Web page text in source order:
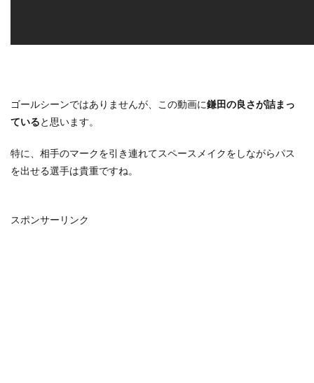
ゴールシーンではありませんが、この動画に鎌田の良さが詰まっ
ていると思います。
特に、相手のマークを引き連れてスペースメイクをしながらパス
を出せる選手は貴重ですね。
スポンサーリンク